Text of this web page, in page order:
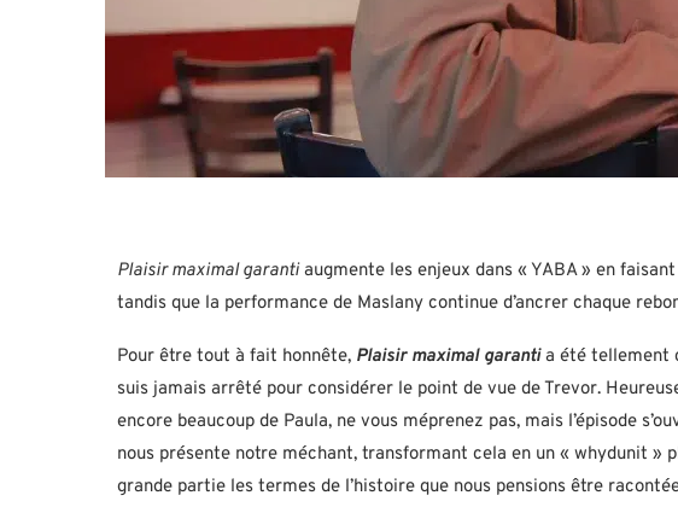
Plaisir maximal garantiaugmente les enjeux dans « YABA » en
tandis que la performance de Maslany continue d’ancrer chaque
Pour être tout à fait honnête, Plaisir maximal garantia été tellement
suis jamais arrêté pour considérer le point de vue de Trevor.
encore beaucoup de Paula, ne vous méprenez pas, mais l’épisode
nous présente notre méchant, transformant cela en un « whydunit »
grande partie les termes de l’histoire que nous pensions être